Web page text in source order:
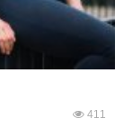
411